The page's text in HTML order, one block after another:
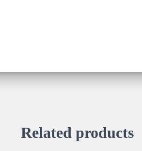
Related products